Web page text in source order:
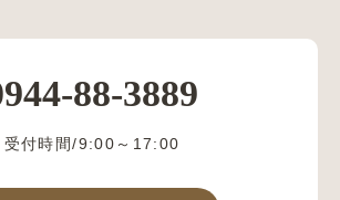
88-3889
受付時間/9:00～17:00